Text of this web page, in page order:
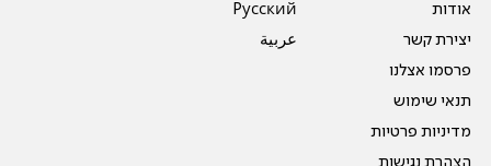
אודות
יצירת קשר
פרסמו אצלנו
תנאי שימוש
מדיניות פרטיות
הצהרת נגישות
Pусский
عربية